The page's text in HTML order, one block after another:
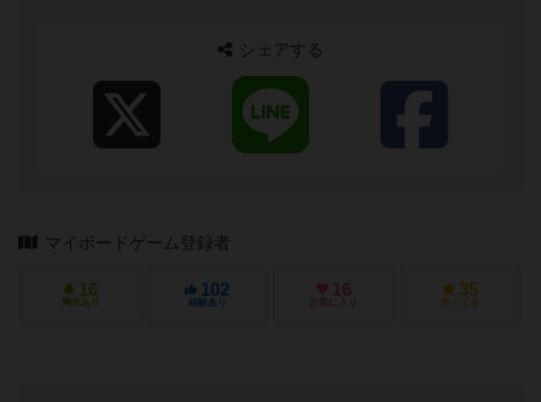
シェアする
マイボードゲーム登録者
16
興味あり
102
経験あり
16
お気に入り
35
持ってる